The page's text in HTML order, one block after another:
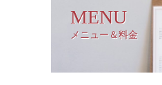
MENU
メニュー＆料金